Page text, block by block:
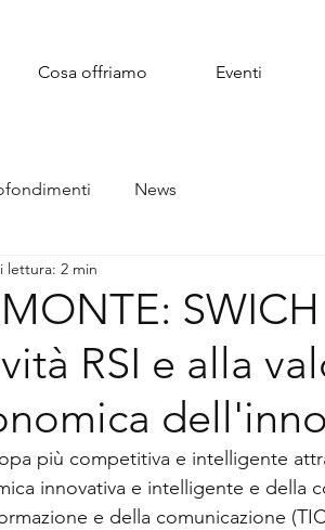
Cosa offriamo Eventi
News
RSI e alla
lettura: 2 min
più competitiva e intelligente
innovativa e intelligente e della
e della comunicazione